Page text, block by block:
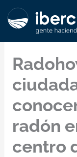
radón
centro